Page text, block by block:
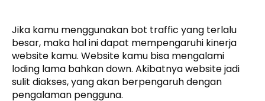
Jika kamu menggunakan bot traffic yang terlalu
besar, maka hal ini dapat mempengaruhi kinerja
website kamu. Website kamu bisa mengalami
loding lama bahkan down. Akibatnya website jadi
sulit diakses, yang akan berpengaruh dengan
pengalaman pengguna.